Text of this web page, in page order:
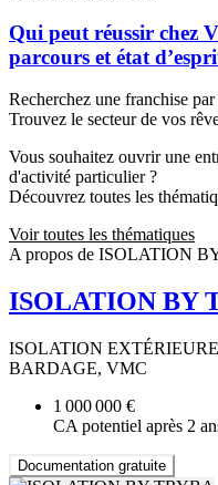
Qui peut réussir chez
parcours et état
Recherchez une franchise
Trouvez le secteur de vos
Vous souhaitez ouvrir une
d'activité particulier ?
Découvrez toutes les
Voir toutes les thématiques
A propos de ISOLATION
ISOLATION BY
ISOLATION
BARDAGE, VMC
1 000 000 €
CA potentiel après 2
Documentation gratuite